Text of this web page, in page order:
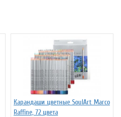
Карандаши цветные SoulArt Marco
Raffine, 72 цвета